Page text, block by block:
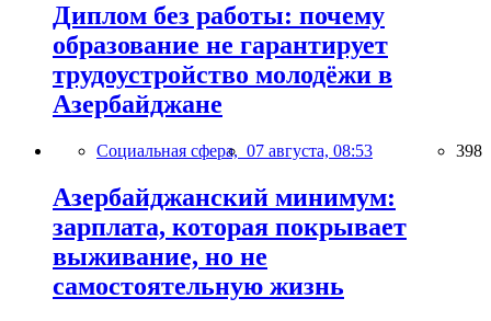
Диплом без работы: почему
образование не гарантирует
трудоустройство молодёжи в
Азербайджане
Социальная сфера, 07 августа, 08:53 398
Азербайджанский минимум:
зарплата, которая покрывает
выживание, но не
самостоятельную жизнь